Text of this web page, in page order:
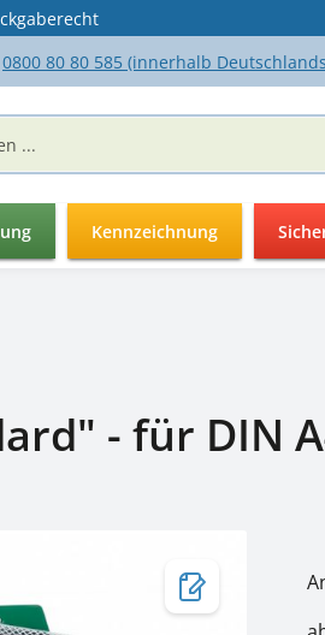
0800 80 80 585 (innerhalb
Kennzeichnung
- für DIN